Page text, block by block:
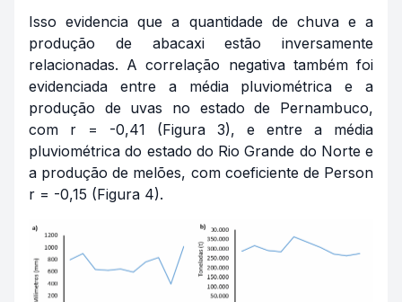
Isso evidencia que a quantidade de chuva e a
produção de abacaxi estão inversamente
relacionadas. A correlação negativa também foi
evidenciada entre a média pluviométrica e a
produção de uvas no estado de Pernambuco,
com r = -0,41 (Figura 3), e entre a média
pluviométrica do estado do Rio Grande do Norte e
a produção de melões, com coeficiente de Person
r = -0,15 (Figura 4).